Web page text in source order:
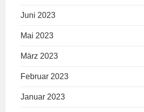
Juni 2023
Mai 2023
März 2023
Februar 2023
Januar 2023